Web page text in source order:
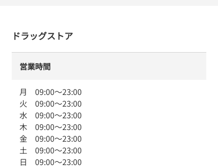
ドラッグストア
営業時間
月 09:00～23:00
火 09:00～23:00
水 09:00～23:00
木 09:00～23:00
金 09:00～23:00
土 09:00～23:00
日 09:00～23:00